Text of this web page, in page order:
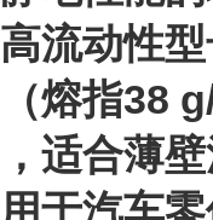
高流动性
（熔指38
，适合薄
用于汽车